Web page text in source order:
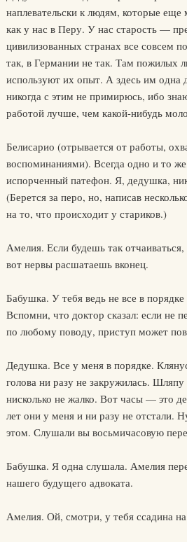
наплевательски к людям, которые еще
как у нас в Перу. У нас старость —
цивилизованных странах все совсем
так, в Германии не так. Там пожилых
используют их опыт. А здесь им одна
никогда с этим не примирюсь, ибо
работой лучше, чем какой-нибудь
Белисарио (отрывается от работы,
воспоминаниями). Всегда одно и то
испорченный патефон. Я, дедушка,
(Берется за перо, но, написав
на то, что происходит у стариков.)
Амелия. Если будешь так
вот нервы расшатаешь вконец.
Бабушка. У тебя ведь не все в
Вспомни, что доктор сказал: если не
по любому поводу, приступ может
Дедушка. Все у меня в порядке.
голова ни разу не закружилась.
нисколько не жалко. Вот часы — это
лет они у меня и ни разу не отстали.
этом. Слушали вы восьмичасовую
Бабушка. Я одна слушала. Амелия
нашего будущего адвоката.
Амелия. Ой, смотри, у тебя ссадина на